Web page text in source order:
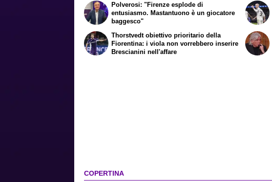
Polverosi: "Firenze esplode di
entusiasmo. Mastantuono è un giocatore
baggesco"
Thorstvedt obiettivo prioritario della
Fiorentina: i viola non vorrebbero inserire
Brescianini nell'affare
COPERTINA